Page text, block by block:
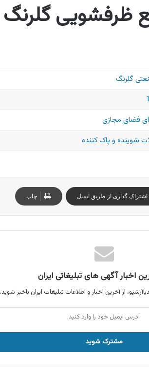
ظرفشویی گلرنگ
گلرنگ
فضای مجازی
شوینده و پاک کننده
اشتراک گذاری از طریق ایمیل چاپ
اخبار آگهی های تبلیغاتی ایران
از آخرین اخبار و اطلاعات تبلیغات ایران باخبر شوید.